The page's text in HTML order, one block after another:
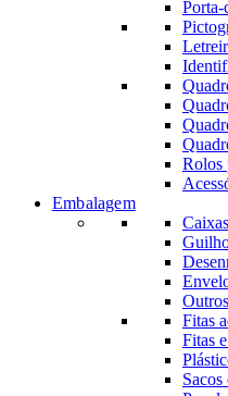
Porta-
Rolos
Embalagem
Fitas
Fitas